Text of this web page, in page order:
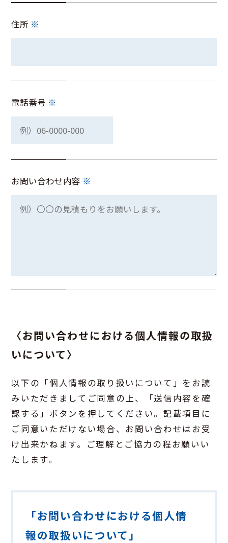
住所 ※
電話番号 ※
お問い合わせ内容 ※
〈お問い合わせにおける個人情報の取扱
いについて〉
以下の「個人情報の取り扱いについて」をお読
みいただきましてご同意の上、「送信内容を確
認する」ボタンを押してください。記載項目に
ご同意いただけない場合、お問い合わせはお受
け出来かねます。ご理解とご協力の程お願いい
たします。
「お問い合わせにおける個人情
報の取扱いについて」